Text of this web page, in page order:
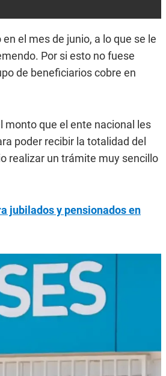
el mes de junio, a lo que se le
Por si esto no fuese
de beneficiarios cobre en
monto que el ente nacional les
poder recibir la totalidad del
realizar un trámite muy sencillo
jubilados y pensionados en